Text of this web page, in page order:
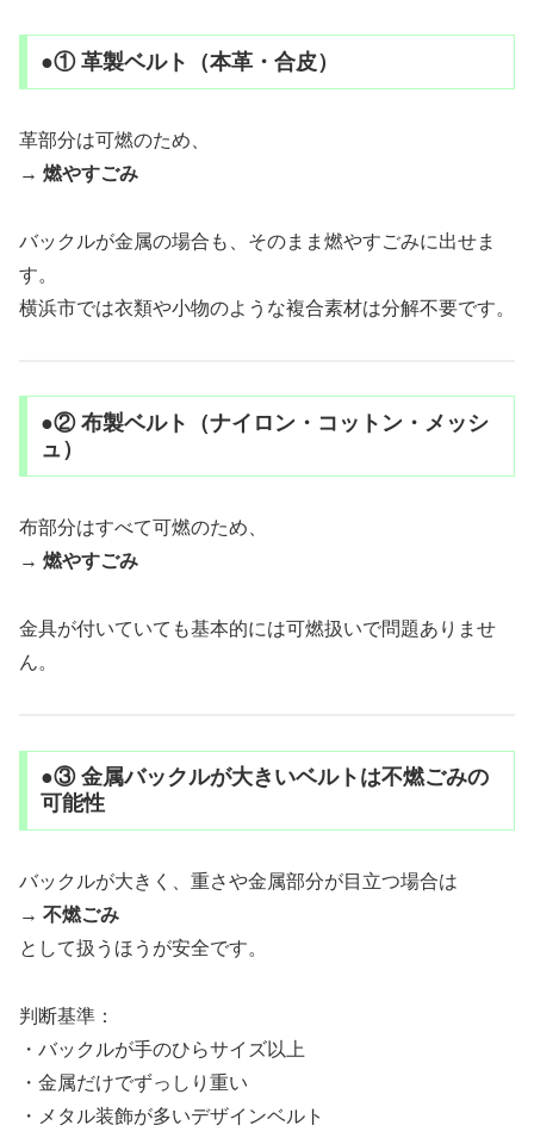
●① 革製ベルト（本革・合皮）
革部分は可燃のため、
→ 燃やすごみ
バックルが金属の場合も、そのまま燃やすごみに出せま
す。
横浜市では衣類や小物のような複合素材は分解不要です。
●② 布製ベルト（ナイロン・コットン・メッシ
ュ）
布部分はすべて可燃のため、
→ 燃やすごみ
金具が付いていても基本的には可燃扱いで問題ありませ
ん。
●③ 金属バックルが大きいベルトは不燃ごみの
可能性
バックルが大きく、重さや金属部分が目立つ場合は
→ 不燃ごみ
として扱うほうが安全です。
判断基準：
・バックルが手のひらサイズ以上
・金属だけでずっしり重い
・メタル装飾が多いデザインベルト